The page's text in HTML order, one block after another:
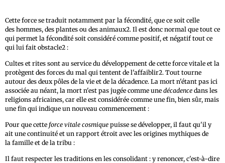
Cette force se traduit notamment par la fécondité, que ce soit celle
des hommes, des plantes ou des animaux2. Il est donc normal que tout ce
qui permet la fécondité soit considéré comme positif, et négatif tout ce
qui lui fait obstacle2 :
Cultes et rites sont au service du développement de cette force vitale et la
protègent des forces du mal qui tentent de l'affaiblir2. Tout tourne
autour des deux pôles de la vie et de la décadence. La mort n'étant pas ici
associée au néant, la mort n'est pas jugée comme une décadence dans les
religions africaines, car elle est considérée comme une fin, bien sûr, mais
une fin qui indique un nouveau commencement :
Pour que cette force vitale cosmique puisse se développer, il faut qu'il y
ait une continuité et un rapport étroit avec les origines mythiques de
la famille et de la tribu :
Il faut respecter les traditions en les consolidant : y renoncer, c'est-à-dire